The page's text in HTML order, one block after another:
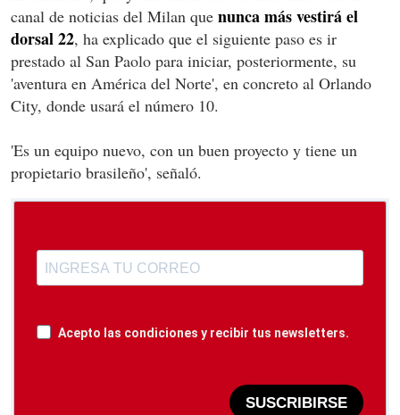
canal de noticias del Milan que nunca más vestirá el
dorsal 22, ha explicado que el siguiente paso es ir
prestado al San Paolo para iniciar, posteriormente, su
'aventura en América del Norte', en concreto al Orlando
City, donde usará el número 10.
'Es un equipo nuevo, con un buen proyecto y tiene un
propietario brasileño', señaló.
Acepto las condiciones y recibir tus newsletters.
SUSCRIBIRSE